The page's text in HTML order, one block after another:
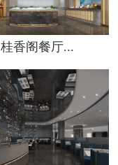
桂香阁餐厅...